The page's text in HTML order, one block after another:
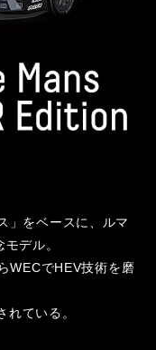
」をベースに、ルマ
デル。
WECでHEV技術を磨
ている。